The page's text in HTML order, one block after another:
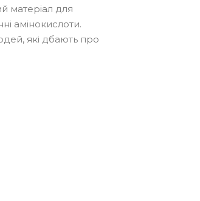
матеріал для
амінокислоти.
які дбають про